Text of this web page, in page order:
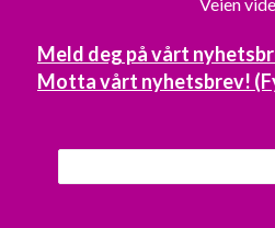
Meld deg på vårt
Motta vårt nyhetsbrev!